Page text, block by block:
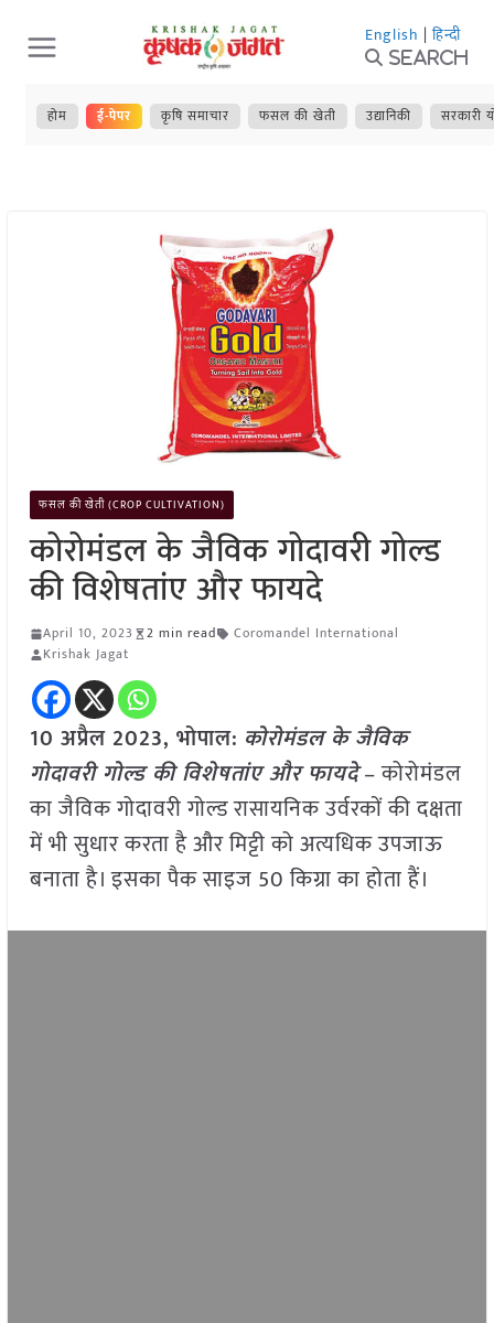
Skip
to
content
English | हिन्दी
Search
होम ई-पेपर कृषि समाचार फसल की खेती उद्यानिकी सरकारी
फसल की खेती (CROP CULTIVATION)
कोरोमंडल के जैविक गोदावरी गोल्ड
की विशेषतांए और फायदे
April 10, 2023 2 min read
Coromandel International
Krishak Jagat
10 अप्रैल 2023, भोपाल: कोरोमंडल के जैविक
गोदावरी गोल्ड की विशेषतांए और फायदे– कोरोमंडल
का जैविक गोदावरी गोल्ड रासायनिक उर्वरकों की दक्षता
में भी सुधार करता है और मिट्टी को अत्यधिक उपजाऊ
बनाता है। इसका पैक साइज 50 किग्रा का होता हैं।